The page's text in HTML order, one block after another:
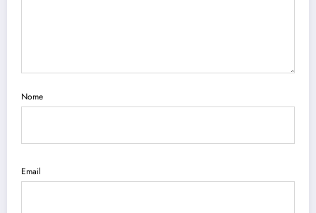
Nome
Email